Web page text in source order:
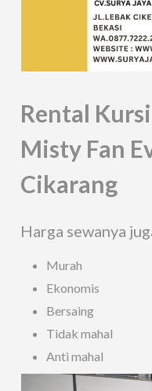
Rental
Misty Fan
Cikarang
Harga sewanya
Murah
Ekonomis
Bersaing
Tidak mahal
Anti mahal